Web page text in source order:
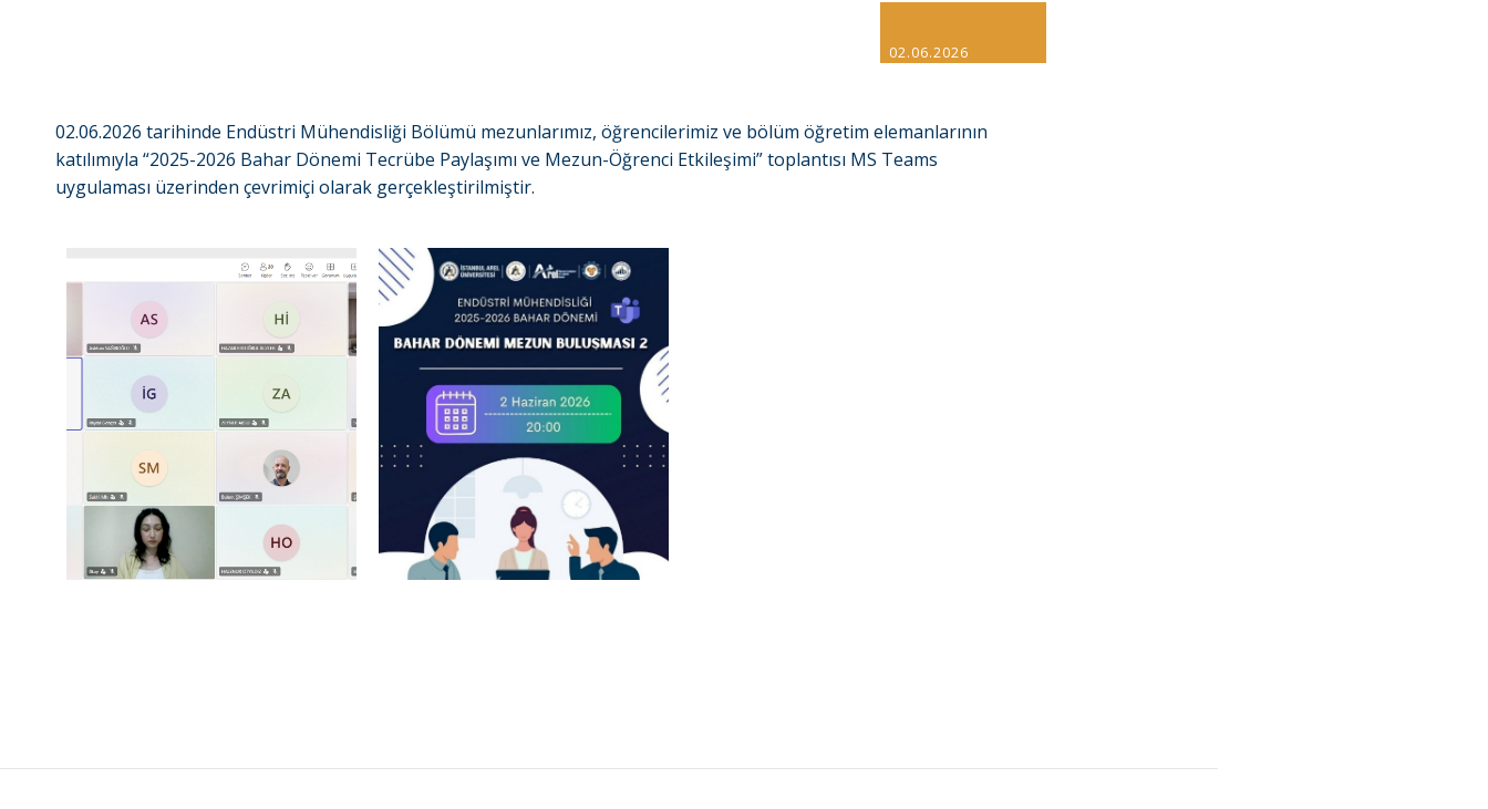
02.06.2026
02.06.2026 tarihinde Endüstri Mühendisliği Bölümü mezunlarımız, öğrencilerimiz ve bölüm öğretim elemanlarının
katılımıyla “2025-2026 Bahar Dönemi Tecrübe Paylaşımı ve Mezun-Öğrenci Etkileşimi” toplantısı MS Teams
uygulaması üzerinden çevrimiçi olarak gerçekleştirilmiştir.